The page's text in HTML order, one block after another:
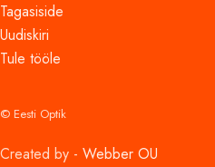
Tagasiside
Uudiskiri
Tule tööle
© Eesti Optik
Created by - Webber OU